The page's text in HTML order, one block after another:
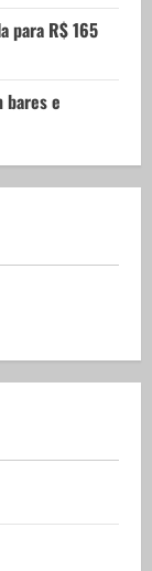
para R$ 165
bares e